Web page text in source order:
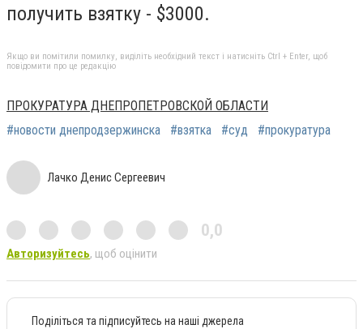
получить взятку - $3000.
Якщо ви помітили помилку, виділіть необхідний текст і натисніть Ctrl + Enter, щоб
повідомити про це редакцію
ПРОКУРАТУРА ДНЕПРОПЕТРОВСКОЙ ОБЛАСТИ
#новости днепродзержинска
#взятка #суд #прокуратура
Лачко Денис Сергеевич
0,0
Авторизуйтесь, щоб оцінити
Поділіться та підписуйтесь на наші джерела